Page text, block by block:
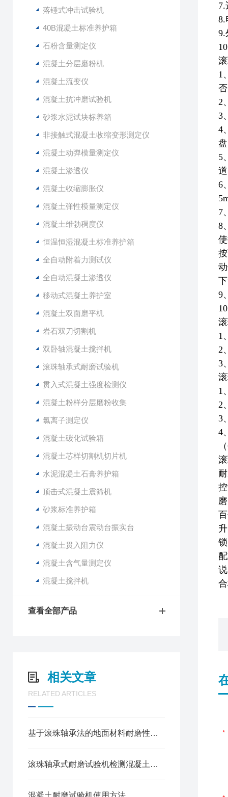
落锤式冲击试验机
40B混凝土标准养护箱
石粉含量测定仪
混凝土分层磨粉机
混凝土流变仪
混凝土抗冲磨试验机
砂浆水泥试块标养箱
非接触式混凝土收缩变形测定仪
混凝土动弹模量测定仪
混凝土渗透仪
混凝土收缩膨胀仪
混凝土弹性模量测定仪
混凝土维勃稠度仪
恒温恒湿混凝土标准养护箱
全自动附着力测试仪
全自动混凝土渗透仪
移动式混凝土养护室
混凝土双面磨平机
岩石双刀切割机
双卧轴混凝土搅拌机
滚珠轴承式耐磨试验机
贯入式混凝土强度检测仪
混凝土粉样分层磨粉收集
氯离子测定仪
混凝土碳化试验箱
混凝土芯样切割机切片机
水泥混凝土石膏养护箱
顶击式混凝土震筛机
砂浆标准养护箱
混凝土振动台震动台振实台
混凝土贯入阻力仪
混凝土含气量测定仪
混凝土搅拌机
查看全部产品
相关文章
RELATED ARTICLES
基于滚珠轴承法的地面材料耐磨性检测规程
滚珠轴承式耐磨试验机检测混凝土地面砖耐磨性能方法
混凝土耐磨试验机使用方法
7.
8.
9.
1
2
3
4
5
6
7
8
9
1
2
3
1
2
3
4